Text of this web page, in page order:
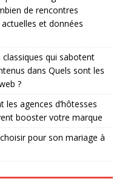
de rencontres
et données
classiques qui sabotent
dans Quels sont les
?
les agences d’hôtesses
booster votre marque
pour son mariage à